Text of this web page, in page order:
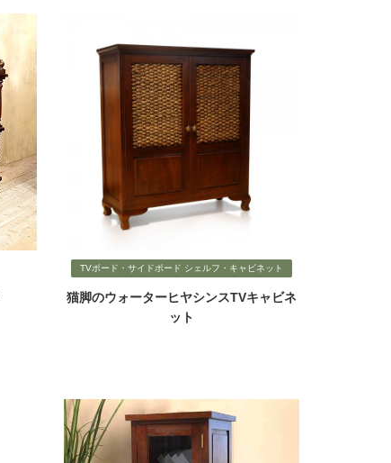
TVボード・サイドボード シェルフ・キャビネット
猫脚のウォーターヒヤシンスTVキャビネ
ット